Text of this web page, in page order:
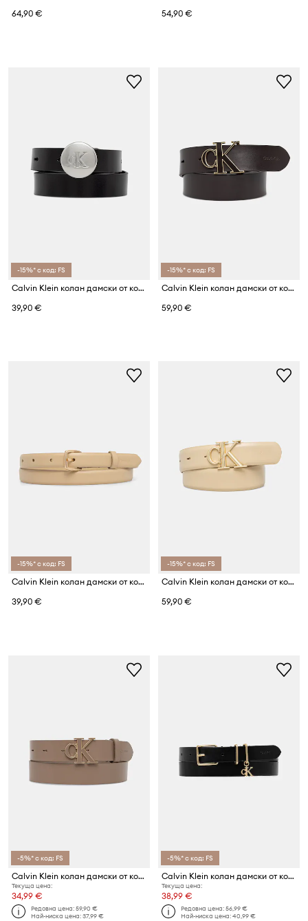
64,90 €
54,90 €
-15%* с код: FS
Calvin Klein колан дамски от кожа
39,90 €
-15%* с код: FS
Calvin Klein колан дамски от кожа
59,90 €
-15%* с код: FS
Calvin Klein колан дамски от кожа
39,90 €
-15%* с код: FS
Calvin Klein колан дамски от кожа
59,90 €
-5%* с код: FS
Calvin Klein колан дамски от кожа
Текуща цена:
34,99 €
Редовна цена:59,90 €
Най-ниска цена:37,99 €
-5%* с код: FS
Calvin Klein колан дамски от кожа
Текуща цена:
38,99 €
Редовна цена:56,99 €
Най-ниска цена:40,99 €